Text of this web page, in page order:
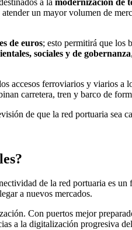
un mayor volumen de
de euros; esto permitirá que los
sociales y de gobernanza
accesos ferroviarios y viarios a
carretera, tren y barco de
de que la red portuaria sea
de la red portuaria es
a nuevos mercados.
Con puertos mejor
a la digitalización progresiva